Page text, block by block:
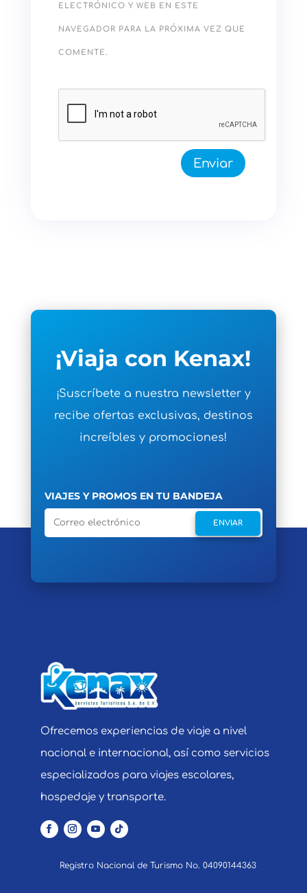
ELECTRÓNICO Y WEB EN ESTE
NAVEGADOR PARA LA PRÓXIMA VEZ QUE
COMENTE.
Enviar
¡Viaja con Kenax!
¡Suscríbete a nuestra newsletter y
recibe ofertas exclusivas, destinos
increíbles y promociones!
VIAJES Y PROMOS EN TU BANDEJA
ENVIAR
Ofrecemos experiencias de viaje a nivel
nacional e internacional, así como servicios
especializados para viajes escolares,
hospedaje y transporte.
Registro Nacional de Turismo No. 04090144363